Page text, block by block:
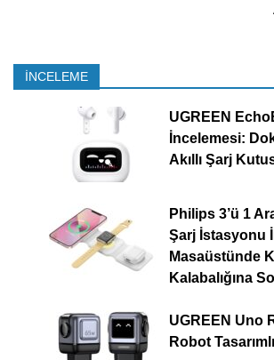
İNCELEME
UGREEN
İncelemesi:
Akıllı Şarj
Philips 3’ü 1
Şarj İstasyonu
Masaüstünde
Kalabalığına
UGREEN Uno
Robot